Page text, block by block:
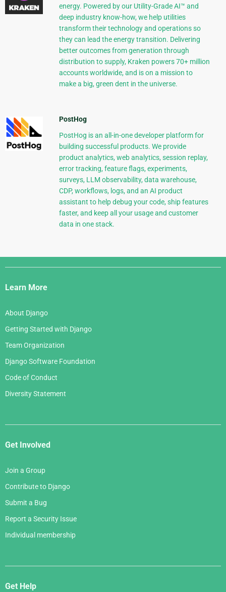
energy. Powered by our Utility-Grade AI™ and
deep industry know-how, we help utilities
transform their technology and operations so
they can lead the energy transition. Delivering
better outcomes from generation through
distribution to supply, Kraken powers 70+ million
accounts worldwide, and is on a mission to
make a big, green dent in the universe.
PostHog
PostHog is an all-in-one developer platform for
building successful products. We provide
product analytics, web analytics, session replay,
error tracking, feature flags, experiments,
surveys, LLM observability, data warehouse,
CDP, workflows, logs, and an AI product
assistant to help debug your code, ship features
faster, and keep all your usage and customer
data in one stack.
Django
Links
Learn More
About Django
Getting Started with Django
Team Organization
Django Software Foundation
Code of Conduct
Diversity Statement
Get Involved
Join a Group
Contribute to Django
Submit a Bug
Report a Security Issue
Individual membership
Get Help